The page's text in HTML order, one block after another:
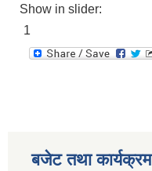
Show in slider:
1
बजेट तथा कार्यक्रम